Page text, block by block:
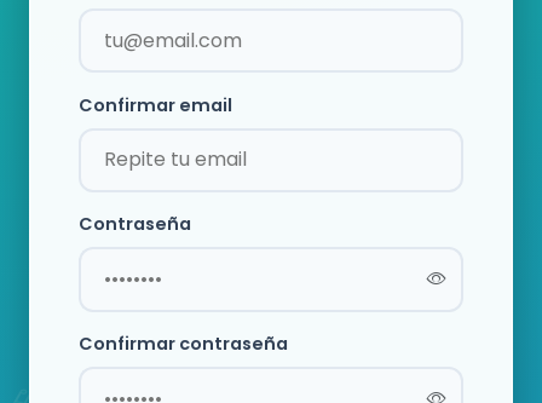
Confirmar email
Contraseña
Confirmar contraseña